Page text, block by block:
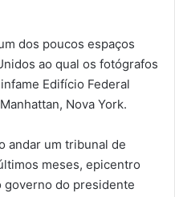
dos poucos espaços
ao qual os fotógrafos
Edifício Federal
Nova York.
andar um tribunal de
meses, epicentro
governo do presidente